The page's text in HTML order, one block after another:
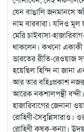
যেন বাঙালি জনমানসে
নাম বারবারা। যদিও মূল
মেরি চাইবাসা-
থাকলেন। কখনো
ভারতের রীতি-রেওয়াজ
হয়েছিল হিন্দি না জানা
আর তার বহিঃপ্রকাশ
আরেক নকশালপন্থী
হাজারিবাগের জেনানা
রোহিণী-
রোহিণী কৃষক-কন্যা।